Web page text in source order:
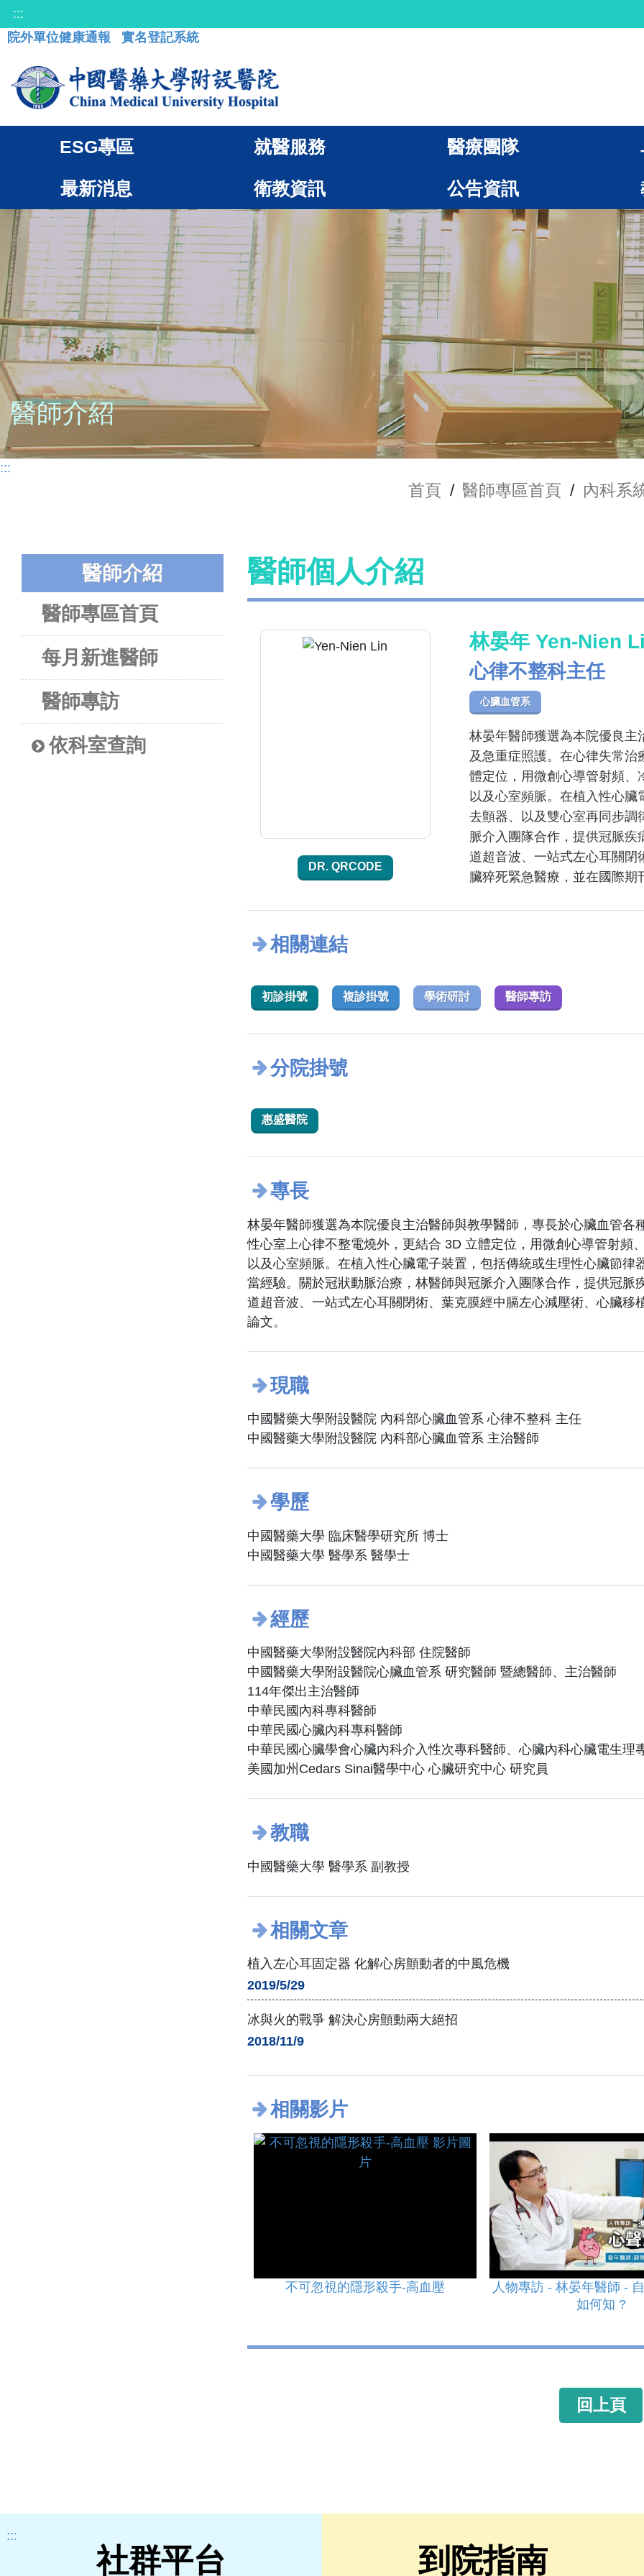
:::
院外單位健康通報
實名登記系統
ESG專區 就醫服務 醫療團隊
最新消息 衛教資訊 公告資訊
醫師介紹
:::
首頁 / 醫師專區首頁 / 內科系
醫師介紹
醫師專區首頁
每月新進醫師
醫師專訪
依科室查詢
醫師個人介紹
DR. QRCODE
林晏年 Yen-Nien
心律不整科主任
心臟血管系
林晏年醫師獲選為本院優良主
及急重症照護。在心律失常
體定位，用微創心導管射頻、
以及心室頻脈。在植入性心
去顫器、以及雙心室再同步調
脈介入團隊合作，提供冠脈
道超音波、一站式左心耳關閉
臟猝死緊急醫療，並在國際期
相關連結
初診掛號 複診掛號 學術研討 醫師專訪
分院掛號
惠盛醫院
專長
林晏年醫師獲選為本院優良主治醫師與教學醫師，專長於心臟血管
性心室上心律不整電燒外，更結合 3D 立體定位，用微創心導管射頻
以及心室頻脈。在植入性心臟電子裝置，包括傳統或生理性心臟節
當經驗。關於冠狀動脈治療，林醫師與冠脈介入團隊合作，提供冠
道超音波、一站式左心耳關閉術、葉克膜經中膈左心減壓術、心臟
論文。
現職
中國醫藥大學附設醫院 內科部心臟血管系 心律不整科 主任
中國醫藥大學附設醫院 內科部心臟血管系 主治醫師
學歷
中國醫藥大學 臨床醫學研究所 博士
中國醫藥大學 醫學系 醫學士
經歷
中國醫藥大學附設醫院內科部 住院醫師
中國醫藥大學附設醫院心臟血管系 研究醫師 暨總醫師、主治醫師
114年傑出主治醫師
中華民國內科專科醫師
中華民國心臟內科專科醫師
中華民國心臟學會心臟內科介入性次專科醫師、心臟內科心臟電生理
美國加州Cedars Sinai醫學中心 心臟研究中心 研究員
教職
中國醫藥大學 醫學系 副教授
相關文章
植入左心耳固定器 化解心房顫動者的中風危機
2019/5/29
冰與火的戰爭 解決心房顫動兩大絕招
2018/11/9
相關影片
不可忽視的隱形殺手-高血壓
人物專訪 - 林晏年醫師 -
如何知 ?
回上頁
:::
社群平台 到院指南